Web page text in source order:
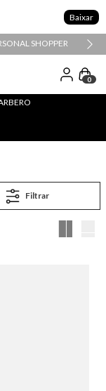
Baixar
SHOPPER
0
Filtrar